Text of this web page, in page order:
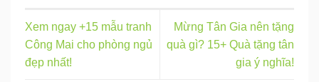
Xem ngay +15 mẫu tranh
Công Mai cho phòng ngủ
đẹp nhất!
Mừng Tân Gia nên tặng
quà gì? 15+ Quà tặng tân
gia ý nghĩa!